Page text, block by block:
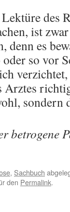
des
ist
denn es
so vor
Arztes
sondern
betrogene
, Sachbuch
den Permalink.